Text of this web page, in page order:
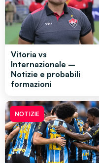
Vitoria vs
Internazionale –
Notizie e probabili
formazioni
NOTIZIE